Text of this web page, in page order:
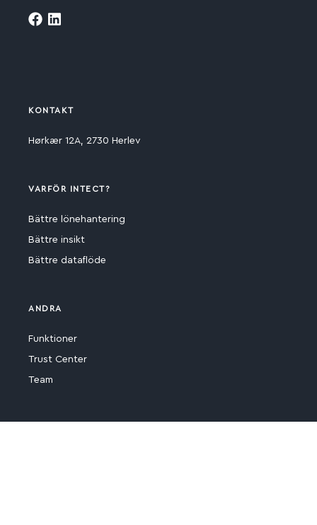
KONTAKT
Hørkær 12A, 2730 Herlev
VARFÖR INTECT?
Bättre lönehantering
Bättre insikt
Bättre dataflöde
ANDRA
Funktioner
Trust Center
Team